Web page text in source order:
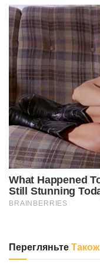
ПерегляньтеТакож